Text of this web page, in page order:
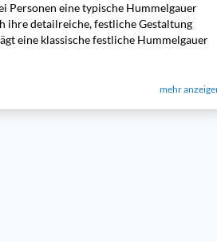
Personen eine typische Hummelgauer
ihre detailreiche, festliche Gestaltung
eine klassische festliche Hummelgauer
mehr